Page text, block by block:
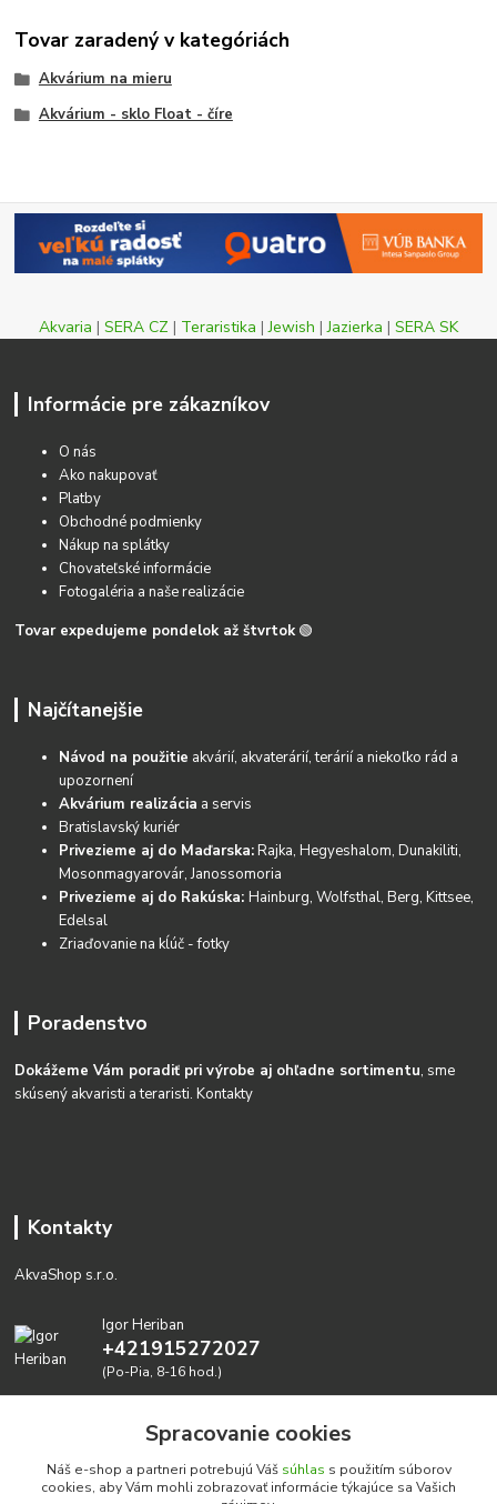
Tovar zaradený v kategóriách
Akvárium na mieru
Akvárium - sklo Float - číre
Akvaria | SERA CZ | Teraristika |Jewish |Jazierka | SERA SK
Informácie pre zákazníkov
O nás
Ako nakupovať
Platby
Obchodné podmienky
Nákup na splátky
Chovateľské informácie
Fotogaléria a naše realizácie
Tovar expedujeme pondelok až štvrtok 🟢
Najčítanejšie
Návod na použitie akvárií, akvaterárií, terárií a niekoľko rád a
upozornení
Akvárium realizácia a servis
Bratislavský kuriér
Privezieme aj do Maďarska:Rajka, Hegyeshalom, Dunakiliti,
Mosonmagyarovár, Janossomoria
Privezieme aj do Rakúska:Hainburg, Wolfsthal, Berg, Kittsee,
Edelsal
Zriaďovanie na kĺúč - fotky
Poradenstvo
Dokážeme Vám poradiť pri výrobe aj ohľadne sortimentu, sme
skúsený akvaristi a teraristi.Kontakty
Kontakty
AkvaShop s.r.o.
Igor Heriban
+421915272027
(Po-Pia, 8-16 hod.)
Spracovanie cookies
Náš e-shop a partneri potrebujú Váš súhlas s použitím súborov
cookies, aby Vám mohli zobrazovať informácie týkajúce sa Vašich